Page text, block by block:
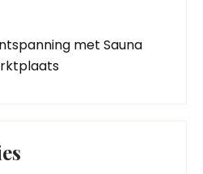
met Sauna